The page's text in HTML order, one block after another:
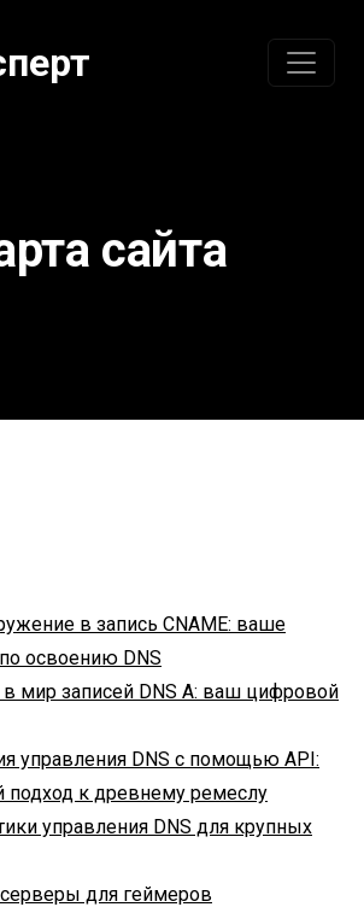
сайта
в запись CNAME: ваше
освоению DNS
мир записей DNS A: ваш цифровой
управления DNS с помощью API:
к древнему ремеслу
управления DNS для крупных
для геймеров